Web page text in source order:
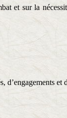
et sur la
d’engagements et